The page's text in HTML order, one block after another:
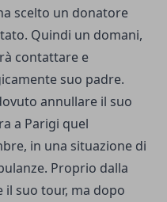
scelto un donatore
Quindi un domani,
contattare e
suo padre.
annullare il suo
a Parigi quel
in una situazione di
Proprio dalla
suo tour, ma dopo